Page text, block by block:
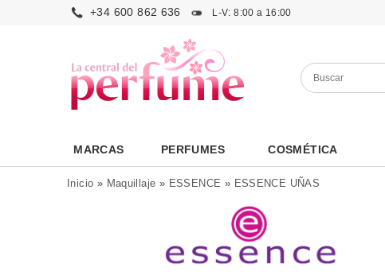
+34 600 862 636 L-V: 8:00 a 16:00
MARCAS PERFUMES COSMÉTICA
Inicio » Maquillaje » ESSENCE » ESSENCE UÑAS